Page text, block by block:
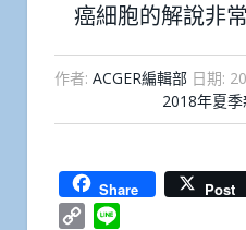
癌細胞的解說非
作者: ACGER編輯部 日期:
2018年夏
Share Post
Copy